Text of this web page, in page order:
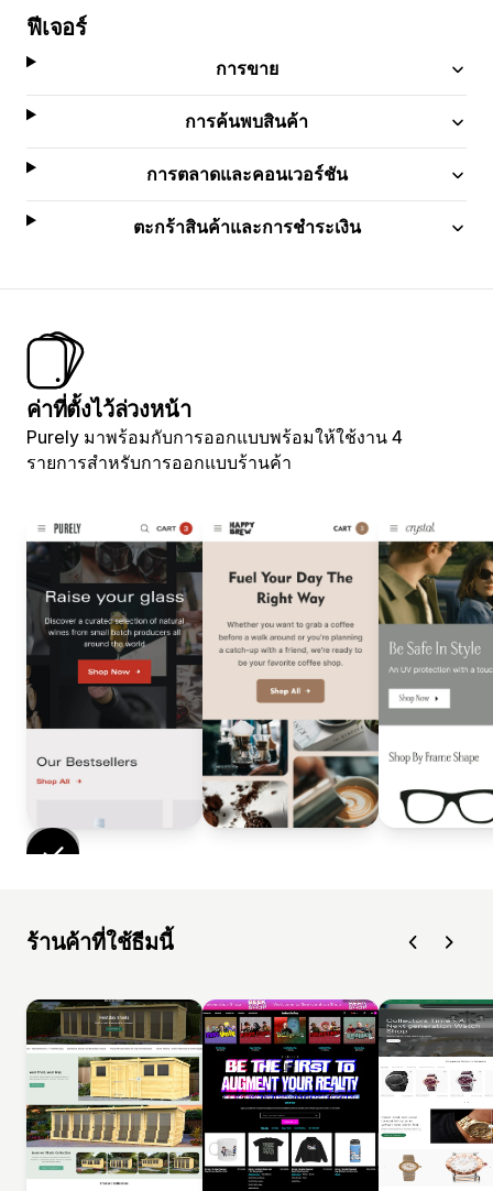
ฟีเจอร์
การขาย
การค้นพบสินค้า
การตลาดและคอนเวอร์ชัน
ตะกร้าสินค้าและการชำระเงิน
ค่าที่ตั้งไว้ล่วงหน้า
Purely มาพร้อมกับการออกแบบพร้อมให้ใช้งาน 4
รายการสำหรับการออกแบบร้านค้า
ร้านค้าที่ใช้ธีมนี้